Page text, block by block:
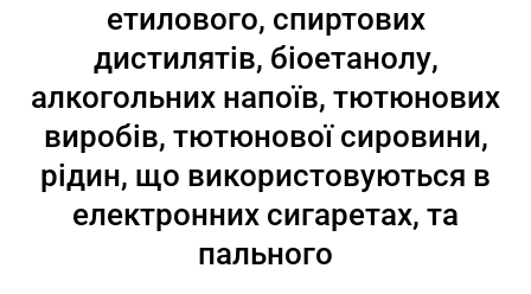
етилового, спиртових
дистилятів, біоетанолу,
алкогольних напоїв, тютюнових
виробів, тютюнової сировини,
рідин, що використовуються в
електронних сигаретах, та
пального